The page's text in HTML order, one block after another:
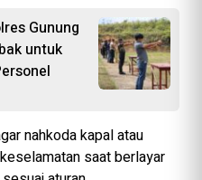
Gunung
untuk
nahkoda kapal atau
saat berlayar